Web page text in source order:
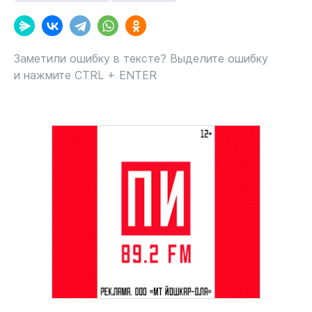
Заметили ошибку в тексте? Выделите ошибку
и нажмите CTRL + ENTER